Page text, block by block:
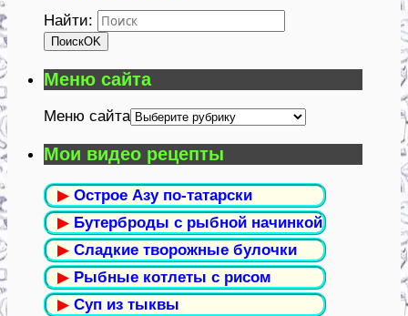
Найти:
ПоискOK
Меню сайта
Меню сайта
Мои видео рецепты
▶ Острое Азу по-татарски
▶ Бутерброды с рыбной начинкой
▶ Сладкие творожные булочки
▶ Рыбные котлеты с рисом
▶ Суп из тыквы